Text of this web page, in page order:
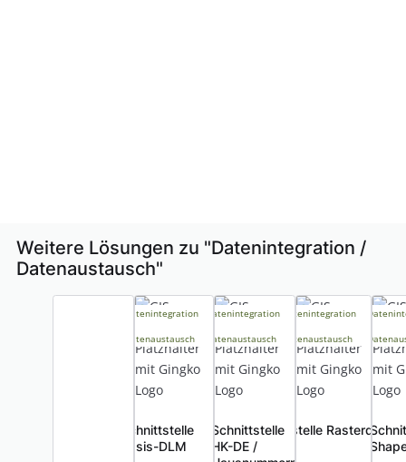
Weitere Lösungen zu "Datenintegration /
Datenaustausch"
Schnittstelle
Basis-DLM
Datenintegration
Datenaustausch
Schnittstelle
HK-DE /
Datenintegration
Datenaustausch
Schnittstelle Rasterdaten
DOP
Datenintegration
Datenaustausch